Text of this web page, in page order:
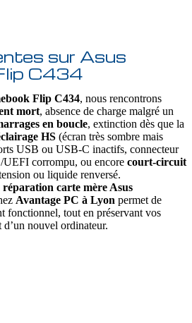
sur Asus
C434
Flip C434, nous rencontrons
mort, absence de charge malgré un
en boucle, extinction dès que la
HS (écran très sombre mais
USB ou USB‑C inactifs, connecteur
UEFI corrompu, ou encore court-circuit
ou liquide renversé.
réparation carte mère Asus
Avantage PC à Lyon permet de
fonctionnel, tout en préservant vos
d’un nouvel ordinateur.